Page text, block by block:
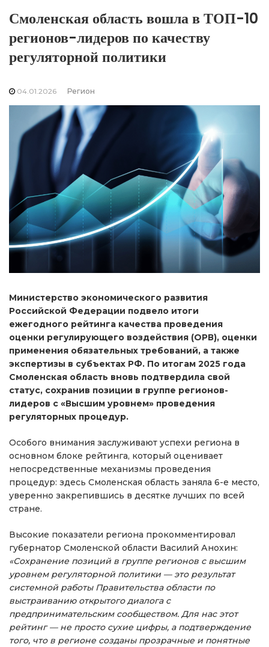
Смоленская область вошла в ТОП-10
регионов-лидеров по качеству
регуляторной политики
04.01.2026 Регион
Министерство экономического развития
Российской Федерации подвело итоги
ежегодного рейтинга качества проведения
оценки регулирующего воздействия (ОРВ), оценки
применения обязательных требований, а также
экспертизы в субъектах РФ. По итогам 2025 года
Смоленская область вновь подтвердила свой
статус, сохранив позиции в группе регионов-
лидеров с «Высшим уровнем» проведения
регуляторных процедур.
Особого внимания заслуживают успехи региона в
основном блоке рейтинга, который оценивает
непосредственные механизмы проведения
процедур: здесь Смоленская область заняла 6-е место,
уверенно закрепившись в десятке лучших по всей
стране.
Высокие показатели региона прокомментировал
губернатор Смоленской области Василий Анохин:
«Сохранение позиций в группе регионов с высшим
уровнем регуляторной политики — это результат
системной работы Правительства области по
выстраиванию открытого диалога с
предпринимательским сообществом. Для нас этот
рейтинг — не просто сухие цифры, а подтверждение
того, что в регионе созданы прозрачные и понятные